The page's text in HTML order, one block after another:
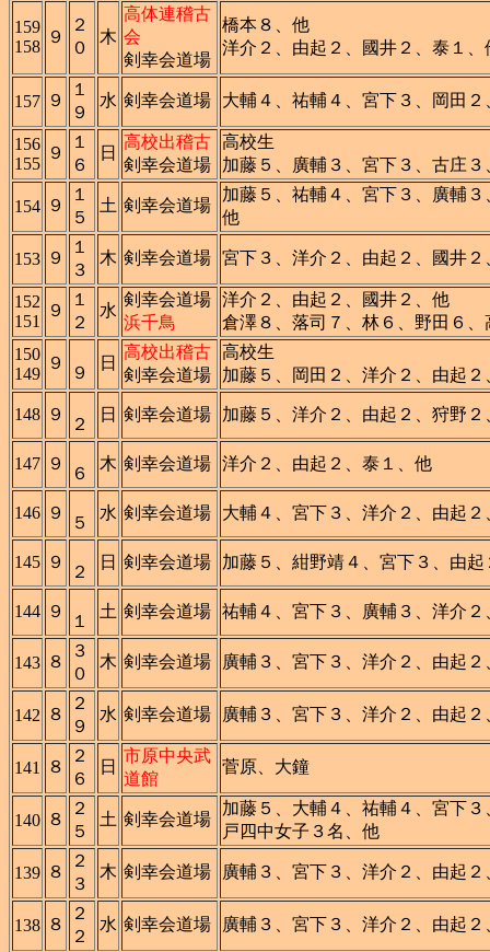
159
158
９
２
０
木
高体連稽古
会
剣幸会道場
橋本８、他
洋介２、由起２、國井２、泰１、
157 ９
１
９
水 剣幸会道場 大輔４、祐輔４、宮下３、岡田
156
155
９
１
６
日
高校出稽古
剣幸会道場
高校生
加藤５、廣輔３、宮下３、古庄
154 ９
１
５
土 剣幸会道場
加藤５、祐輔４、宮下３、廣輔
他
153 ９
１
３
木 剣幸会道場 宮下３、洋介２、由起２、國井２
152
151
９
１
２
水
剣幸会道場
浜千鳥
洋介２、由起２、國井２、他
倉澤８、落司７、林６、野田６、
150
149
９
９
日
高校出稽古
剣幸会道場
高校生
加藤５、岡田２、洋介２、由起
148 ９
２
日 剣幸会道場 加藤５、洋介２、由起２、狩野
147 ９
６
木 剣幸会道場 洋介２、由起２、泰１、他
146 ９
５
水 剣幸会道場 大輔４、宮下３、洋介２、由起２
145 ９
２
日 剣幸会道場 加藤５、紺野靖４、宮下３、由
144 ９
１
土 剣幸会道場 祐輔４、宮下３、廣輔３、洋介
143 ８
３
０
木 剣幸会道場 廣輔３、宮下３、洋介２、由起
142 ８
２
９
水 剣幸会道場 廣輔３、宮下３、洋介２、由起
141 ８
２
６
日
市原中央武
道館
菅原、大鐘
140 ８
２
５
土 剣幸会道場
加藤５、大輔４、祐輔４、宮下
戸四中女子３名、他
139 ８
２
３
木 剣幸会道場 廣輔３、宮下３、洋介２、由起
138 ８
２
２
水 剣幸会道場 廣輔３、宮下３、洋介２、由起